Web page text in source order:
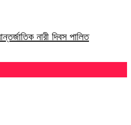
নারী দিবস পালিত